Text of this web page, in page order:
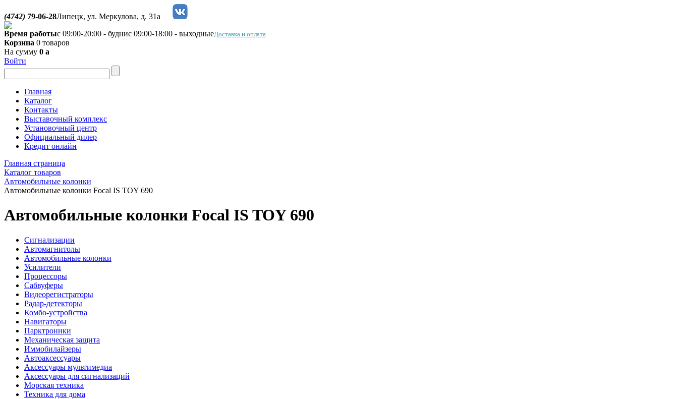
(4742) 79-06-28Липецк, ул. Меркулова, д. 31а
Время работыс 09:00-20:00 - буднис 09:00-18:00 - выходныеДоставка и оплата
Корзина 0 товаров
На сумму 0 a
Войти
Главная
Каталог
Контакты
Выставочный комплекс
Установочный центр
Официальный дилер
Кредит онлайн
Главная страница
Каталог товаров
Автомобильные колонки
Автомобильные колонки Focal IS TOY 690
Автомобильные колонки Focal IS TOY 690
Сигнализации
Автомагнитолы
Автомобильные колонки
Усилители
Процессоры
Сабвуферы
Видеорегистраторы
Радар-детекторы
Комбо-устройства
Навигаторы
Парктроники
Механическая защита
Иммобилайзеры
Автоаксессуары
Аксессуары мультимедиа
Аксессуары для сигнализаций
Морская техника
Техника для дома